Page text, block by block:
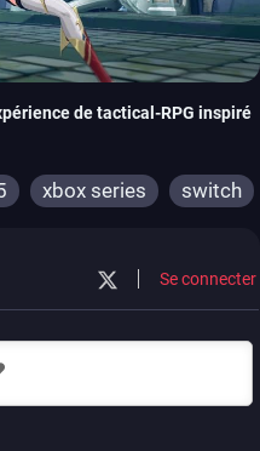
de tactical-RPG inspiré
xbox series switch
Se connecter